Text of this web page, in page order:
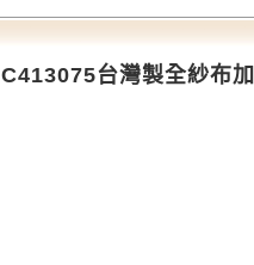
C413075台灣製全紗布